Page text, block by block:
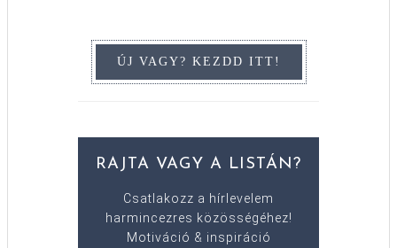
RAJTA VAGY A LISTÁN?
Csatlakozz a hírlevelem
harmincezres közösségéhez!
Motiváció & inspiráció